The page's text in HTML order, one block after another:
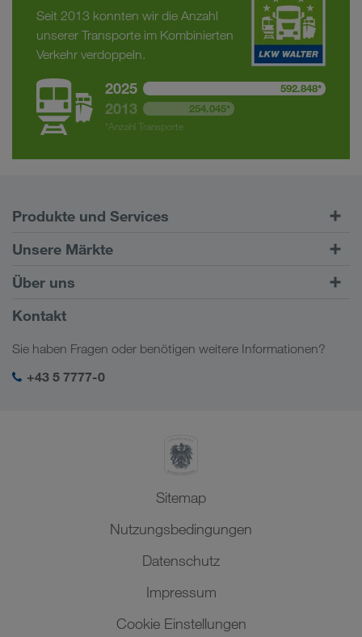
Seit 2013 konnten wir die Anzahl
unserer Transporte im Kombinierten
Verkehr verdoppeln.
2025 592.848*
2013
254.045*
*Anzahl Transporte
Produkte und Services
Straßentransporte
Kundenportal CONNECT
Digitale Lösungen
Unsere Märkte
Europa
Kaukasus
Zentralasien
Naher Osten
Über uns
Firmeninformation
Soziale Verantwortung
SHEQ-Management
Kontakt
Sie haben Fragen oder benötigen weitere Informationen?
+43 5 7777-0
Sitemap
Nutzungsbedingungen
Datenschutz
Impressum
Cookie Einstellungen